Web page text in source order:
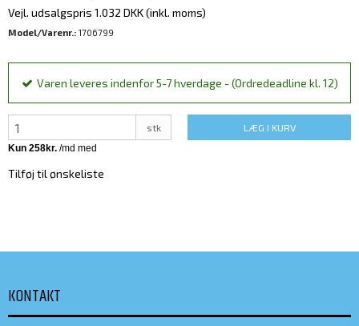
Vejl. udsalgspris 1.032 DKK(inkl. moms)
Model/Varenr.: 1706799
Varen leveres indenfor 5-7 hverdage - (Ordredeadline kl. 12)
stk LÆG I KURV
Tilføj til ønskeliste
KONTAKT